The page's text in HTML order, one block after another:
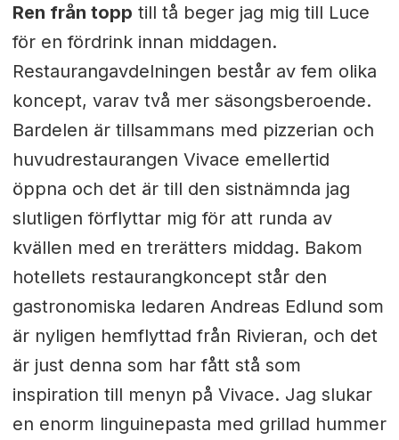
Ren från topp till tå beger jag mig till Luce
för en fördrink innan middagen.
Restaurangavdelningen består av fem olika
koncept, varav två mer säsongsberoende.
Bardelen är tillsammans med pizzerian och
huvudrestaurangen Vivace emellertid
öppna och det är till den sistnämnda jag
slutligen förflyttar mig för att runda av
kvällen med en trerätters middag. Bakom
hotellets restaurangkoncept står den
gastronomiska ledaren Andreas Edlund som
är nyligen hemflyttad från Rivieran, och det
är just denna som har fått stå som
inspiration till menyn på Vivace. Jag slukar
en enorm linguinepasta med grillad hummer